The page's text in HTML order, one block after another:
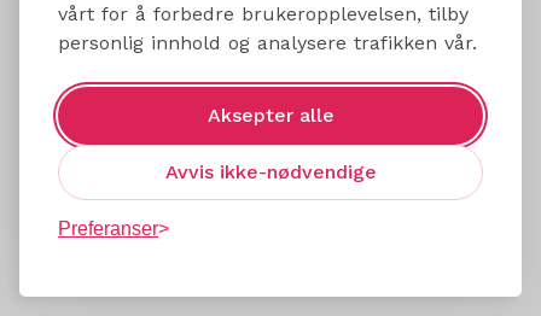
vårt for å forbedre brukeropplevelsen, tilby
personlig innhold og analysere trafikken vår.
Aksepter alle
Avvis ikke-nødvendige
Preferanser